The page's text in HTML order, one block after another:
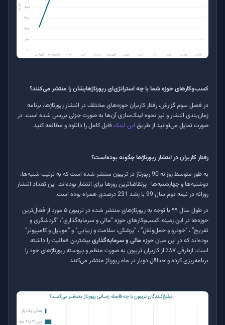
کسب‌وکارهای حوزه شما با چه استراتژی‌ای رپورتاژهایشان را منتشر می‌کنند؟
در فصل سوم گزارش، رفتار کاربران حوزه‌های مختلف در انتشار رپورتاژها، برنامه
زمان‌بندی انتشار و نیز نحوه لینکسازی آن‌ها به صورت جزئی‌ بررسی شده است. در
صورت تمایل می‌توانید از طریق این لینک فایل کامل را دانلود و مطالعه کنید.
رفتار کاربران در انتشار رپورتاژها چگونه بوده‌است؟
به طور متوسط روزانه 90 رپورتاژ در تریبون منتشر شده است که به ترتیب شنبه‌ها،
دوشنبه‌ها و چهارشنبه‌ها پرتقاضاترین روزها برای انتشار بوده‌اند. این تعداد انتشار
روزانه در نیمه دوم سال 99 با رشد 231 درصدی همراه بوده است.
در طول سال ۹۹ با توجه به رپورتاژهای منتشر شده در تریبون ۵ مورد از فعال‌ترین
حوزه‌ها در این زمینه، کسب‌وکارهای حوزه “مالی و سرمایه‌گذاری”، “گردشگری و
تفریح” ، “خودرو و حمل‌ونقل” ، “پزشکی، سلامت و زیبایی” و “موبایل و کامپیوتر”
بوده‌اند که در این میان حوزهمالی و سرمایه‌گذاری بیشترین فعالیت را داشته
است. ازطرفی ۸۷٪
از کاربران تریبون به صورت منظم و پیوسته رپورتاژهای خود را
برنامه‌ریزی کرده و حداقل دوبار در ماه رپورتاژ منتشر می‌کنند.